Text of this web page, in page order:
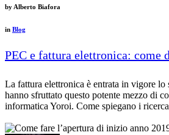
by Alberto Biafora
in Blog
PEC e fattura elettronica:
La fattura elettronica è entrata in vigore
hanno sfruttato questo potente mezzo di
informatica Yoroi. Come spiegano i